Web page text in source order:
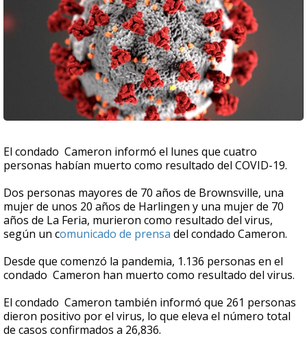
El condado Cameron informó el lunes que cuatro
personas habían muerto como resultado del COVID-19.
Dos personas mayores de 70 años de Brownsville, una
mujer de unos 20 años de Harlingen y una mujer de 70
años de La Feria, murieron como resultado del virus,
según un comunicado de prensa del condado Cameron.
Desde que comenzó la pandemia, 1.136 personas en el
condado Cameron han muerto como resultado del virus.
El condado Cameron también informó que 261 personas
dieron positivo por el virus, lo que eleva el número total
de casos confirmados a 26,836.